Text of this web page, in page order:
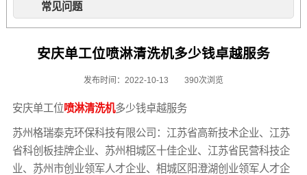
常见问题
安庆单工位喷淋清洗机多少钱卓越服务
发布时间：2022-10-13 390次浏览
安庆单工位喷淋清洗机多少钱卓越服务
苏州格瑞泰克环保科技有限公司：江苏省高新技术企业、江苏
省科创板挂牌企业、苏州相城区十佳企业、江苏省民营科技企
业、苏州市创业领军人才企业、相城区阳澄湖创业领军人才企